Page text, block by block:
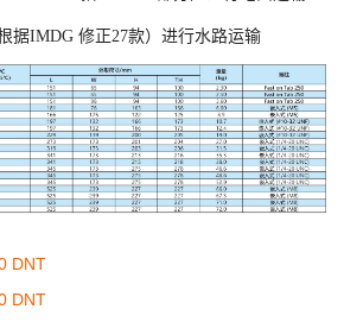
据IMDG 修正27款）进行水路运输
DNT
DNT